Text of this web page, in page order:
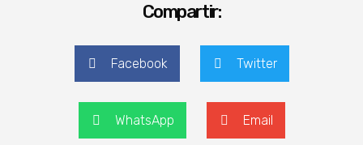
Compartir:
Facebook Twitter
WhatsApp Email